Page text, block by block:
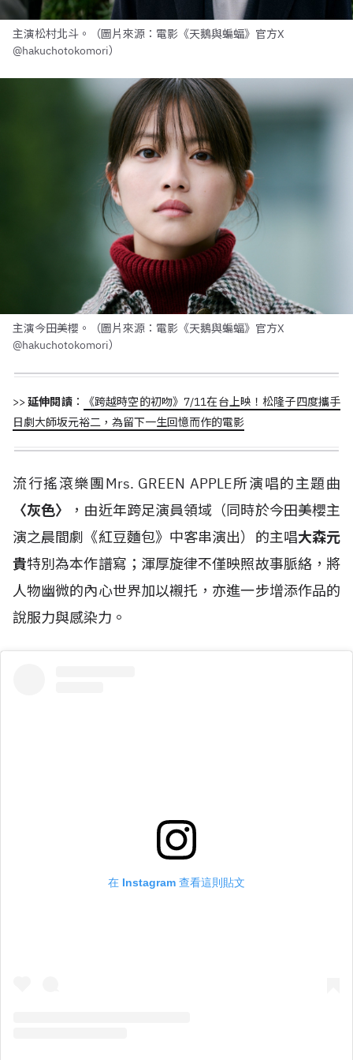
主演松村北斗。（圖片來源：電影《天鵝與蝙蝠》官方X
@hakuchotokomori）
主演今田美櫻。（圖片來源：電影《天鵝與蝙蝠》官方X
@hakuchotokomori）
>>延伸閱讀：
《跨越時空的初吻》7/11在台上映！松隆子四度攜手
日劇大師坂元裕二，為留下一生回憶而作的電影
流行搖滾樂團Mrs. GREEN APPLE所演唱的主題曲
〈灰色〉
，由近年跨足演員領域（同時於今田美櫻主
演之晨間劇《紅豆麵包》中客串演出）的主唱大森元
貴特別為本作譜寫；渾厚旋律不僅映照故事脈絡，將
人物幽微的內心世界加以襯托，亦進一步增添作品的
說服力與感染力。
在 Instagram 查看這則貼文